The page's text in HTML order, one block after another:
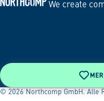
We create
© 2026 Northcomp GmbH. Alle